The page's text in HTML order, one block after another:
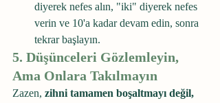
diyerek nefes alın, "iki" diyerek nefes
verin ve 10'a kadar devam edin, sonra
tekrar başlayın.
5. Düşünceleri Gözlemleyin,
Ama Onlara Takılmayın
Zazen, zihni tamamen boşaltmayı değil,